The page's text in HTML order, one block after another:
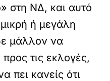
στη ΝΔ, και αυτό
ή μεγάλη
μάλλον να
τις εκλογές,
πει κανείς ότι